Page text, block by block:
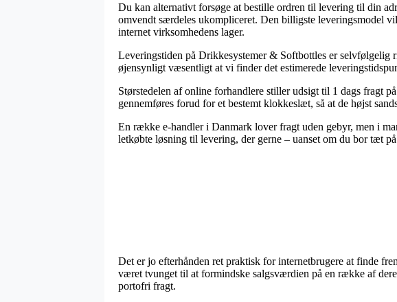
Du kan alternativt forsøge at bestille ordren til levering til din
omvendt særdeles ukompliceret. Den billigste leveringsmodel
internet virksomhedens lager.
Leveringstiden på Drikkesystemer & Softbottles er
øjensynligt væsentligt at vi finder det estimerede
Størstedelen af online forhandlere stiller udsigt til 1 dags fragt
gennemføres forud for et bestemt klokkeslæt, så at de højst
En række e-handler i Danmark lover fragt uden gebyr, men i
letkøbte løsning til levering, der gerne – uanset om du bor tæt
Det er jo efterhånden ret praktisk for internetbrugere at finde
været tvunget til at formindske salgsværdien på en række af
portofri fragt.